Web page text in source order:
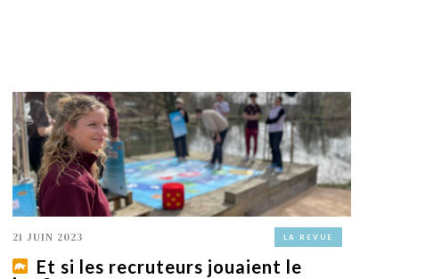
21 JUIN 2023 LA REVUE
Et si les recruteurs jouaient le